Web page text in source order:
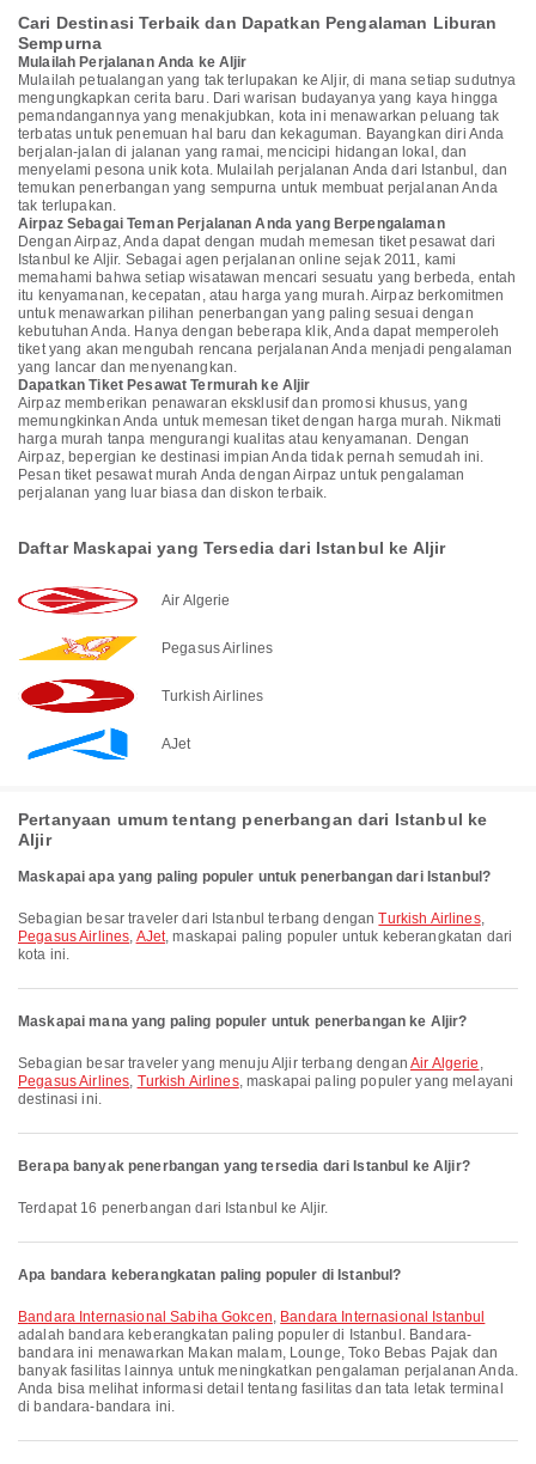
Cari Destinasi Terbaik dan Dapatkan Pengalaman Liburan
Sempurna
Mulailah Perjalanan Anda ke Aljir
Mulailah petualangan yang tak terlupakan ke Aljir, di mana setiap sudutnya
mengungkapkan cerita baru. Dari warisan budayanya yang kaya hingga
pemandangannya yang menakjubkan, kota ini menawarkan peluang tak
terbatas untuk penemuan hal baru dan kekaguman. Bayangkan diri Anda
berjalan-jalan di jalanan yang ramai, mencicipi hidangan lokal, dan
menyelami pesona unik kota. Mulailah perjalanan Anda dari Istanbul, dan
temukan penerbangan yang sempurna untuk membuat perjalanan Anda
tak terlupakan.
Airpaz Sebagai Teman Perjalanan Anda yang Berpengalaman
Dengan Airpaz, Anda dapat dengan mudah memesan tiket pesawat dari
Istanbul ke Aljir. Sebagai agen perjalanan online sejak 2011, kami
memahami bahwa setiap wisatawan mencari sesuatu yang berbeda, entah
itu kenyamanan, kecepatan, atau harga yang murah. Airpaz berkomitmen
untuk menawarkan pilihan penerbangan yang paling sesuai dengan
kebutuhan Anda. Hanya dengan beberapa klik, Anda dapat memperoleh
tiket yang akan mengubah rencana perjalanan Anda menjadi pengalaman
yang lancar dan menyenangkan.
Dapatkan Tiket Pesawat Termurah ke Aljir
Airpaz memberikan penawaran eksklusif dan promosi khusus, yang
memungkinkan Anda untuk memesan tiket dengan harga murah. Nikmati
harga murah tanpa mengurangi kualitas atau kenyamanan. Dengan
Airpaz, bepergian ke destinasi impian Anda tidak pernah semudah ini.
Pesan tiket pesawat murah Anda dengan Airpaz untuk pengalaman
perjalanan yang luar biasa dan diskon terbaik.
Daftar Maskapai yang Tersedia dari Istanbul ke Aljir
Air Algerie
Pegasus Airlines
Turkish Airlines
AJet
Pertanyaan umum tentang penerbangan dari Istanbul ke
Aljir
Maskapai apa yang paling populer untuk penerbangan dari Istanbul?
Sebagian besar traveler dari Istanbul terbang denganTurkish Airlines,
Pegasus Airlines, AJet, maskapai paling populer untuk keberangkatan dari
kota ini.
Maskapai mana yang paling populer untuk penerbangan ke Aljir?
Sebagian besar traveler yang menuju Aljir terbang dengan Air Algerie ,
Pegasus Airlines, Turkish Airlines, maskapai paling populer yang melayani
destinasi ini.
Berapa banyak penerbangan yang tersedia dari Istanbul ke Aljir?
Terdapat 16 penerbangan dari Istanbul ke Aljir.
Apa bandara keberangkatan paling populer di Istanbul?
Bandara Internasional Sabiha Gokcen, Bandara Internasional Istanbul
adalah bandara keberangkatan paling populer di Istanbul. Bandara-
bandara ini menawarkan Makan malam, Lounge, Toko Bebas Pajak dan
banyak fasilitas lainnya untuk meningkatkan pengalaman perjalanan Anda.
Anda bisa melihat informasi detail tentang fasilitas dan tata letak terminal
di bandara-bandara ini.